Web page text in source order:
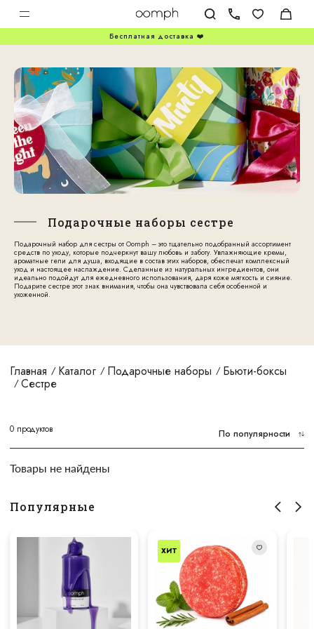
Бесплатная доставка ❤️
Подарочные наборы сестре
Подарочный набор для сестры от Oomph – это тщательно подобранный ассортимент
средств по уходу, которые подчеркнут вашу любовь и заботу. Увлажняющие кремы,
ароматные гели для душа, входящие в состав этих наборов, обеспечат комплексный
уход и настоящее наслаждение. Сделанные из натуральных ингредиентов, они
идеально подойдут для ежедневного использования, даря коже мягкость и сияние.
Подарите сестре этот знак внимания, чтобы она чувствовала себя особенной и
ухоженной.
Главная Каталог Подарочные наборы Бьюти-боксы
Сестре
0 продуктов По популярности
Товары не найдены
Популярные
ХИТ